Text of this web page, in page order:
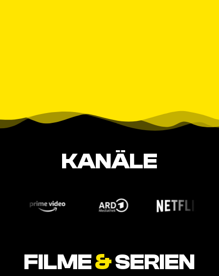
KANÄLE
FILME&SERIEN